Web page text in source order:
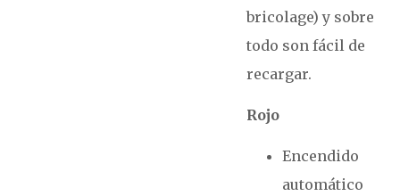
bricolage) y sobre
todo son fácil de
recargar.
Rojo
Encendido
automático